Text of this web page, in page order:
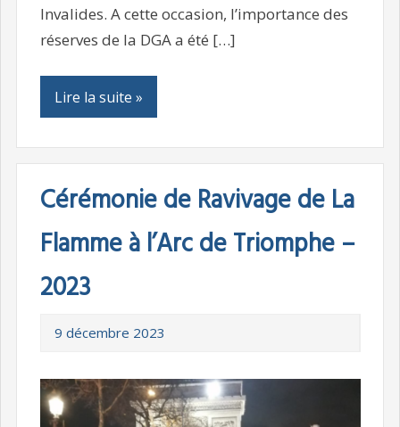
Invalides. A cette occasion, l’importance des
réserves de la DGA a été […]
Lire la suite »
Cérémonie de Ravivage de La
Flamme à l’Arc de Triomphe –
2023
9 décembre 2023